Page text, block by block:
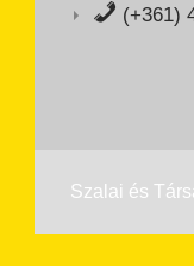
(+361)
Szalai és